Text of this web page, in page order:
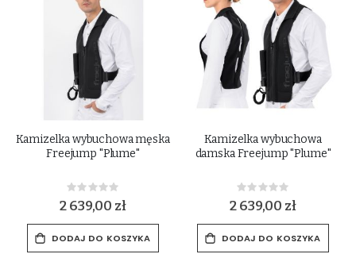
Kamizelka wybuchowa męska
Freejump "Plume"
Rating:
0%
2 639,00 zł
DODAJ DO KOSZYKA
Kamizelka wybuchowa
damska Freejump "Plume"
Rating:
0%
2 639,00 zł
DODAJ DO KOSZYKA